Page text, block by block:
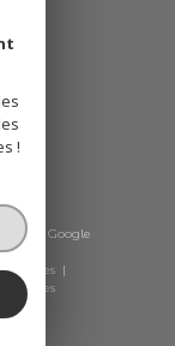
by Google
légales
Cookies
!